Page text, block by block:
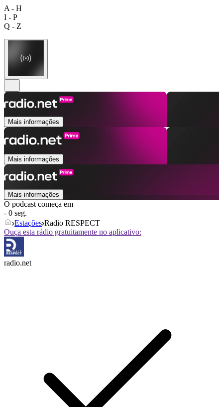
A - H
I - P
Q - Z
Mais informações
Mais informações
Mais informações
O podcast começa em
- 0 seg.
Estações Radio RESPECT
Ouça esta rádio gratuitamente no aplicativo:
radio.net